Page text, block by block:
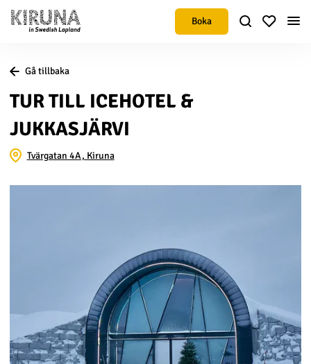
Boka
Gå tillbaka
TUR TILL ICEHOTEL &
JUKKASJÄRVI
Tvärgatan 4A, Kiruna